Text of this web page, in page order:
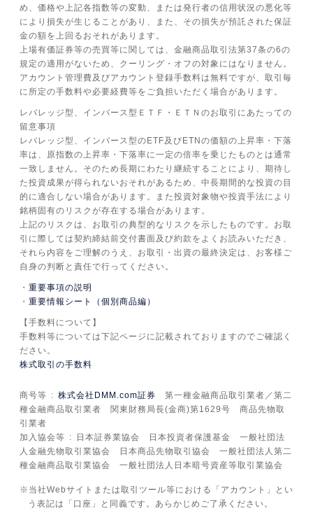
め、価格や上記各指数等の変動、または発行者の信用状況の悪化等
により損失が生じることがあり、また、その損失が預託された保証
金の額を上回るおそれがあります。
上場有価証券等の売買等に関しては、金融商品取引法第37条の6の
規定の適用がないため、クーリング・オフの対象にはなりません。
アカウント管理費及びアカウント登録手数料は無料ですが、取引毎
に所定の手数料や必要経費等をご負担いただく場合があります。
レバレッジ型、インバース型ＥＴＦ・ＥＴＮのお取引にあたっての
留意事項
レバレッジ型、インバース型のETF及びETNの価額の上昇率・下落
率は、原指数の上昇率・下落率に一定の倍率を乗じたものとは通常
一致しません。そのため長期にわたり継続することにより、期待し
た投資成果が得られないおそれがあるため、中長期間的な投資の目
的に適合しない場合があります。また投資対象物や投資手法により
銘柄固有のリスクが存在する場合があります。
上記のリスクは、お取引の典型的なリスクを示したものです。お取
引に際しては契約締結前交付書面及び約款をよくお読みいただき、
それら内容をご理解のうえ、お取引・出資の最終決定は、お客様ご
自身の判断と責任で行ってください。
重要事項の説明
重要情報シート（個別商品編）
【手数料について】
手数料等については下記ページに記載されておりますのでご確認く
ださい。
株式取引の手数料
商号等 株式会社DMM.com証券 第一種金融商品取引業者／第二
種金融商品取引業者 関東財務局長(金商)第1629号 商品先物取
引業者
加入協会等
日本証券業協会 日本投資者保護基金 一般社団法
人金融先物取引業協会 日本商品先物取引協会 一般社団法人第二
種金融商品取引業協会 一般社団法人日本暗号資産等取引業協会
当社Webサイトまたは取引ツール等における「アカウント」とい
う表記は「口座」と同義です。あらかじめご了承ください。